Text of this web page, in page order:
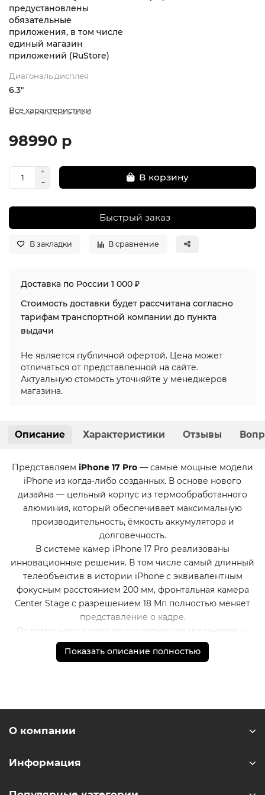
предустановлены
обязательные
приложения, в том числе
единый магазин
приложений (RuStore)
Диагональ дисплея
6.3"
Все характеристики
98990 р
В корзину
Быстрый заказ
В закладки В сравнение
Доставка по России 1 000 ₽
Стоимость доставки будет рассчитана согласно
тарифам транспортной компании до пункта
выдачи
Не является публичной офертой. Цена может
отличаться от представленной на сайте.
Актуальную стомость уточняйте у менеджеров
магазина.
Описание Характеристики Отзывы
Представляем iPhone 17 Pro — самые мощные модели
iPhone из когда-либо созданных. В основе нового
дизайна — цельный корпус из термообработанного
алюминия, который обеспечивает максимальную
производительность, ёмкость аккумулятора и
долговечность.
В системе камер iPhone 17 Pro реализованы
инновационные решения. В том числе самый длинный
телеобъектив в истории iPhone с эквивалентным
фокусным расстоянием 200 мм, фронтальная камера
Center Stage с разрешением 18 Мп полностью меняет
представление о кадре.
От домашнего видео до голливудских постановок —
iPhone 17 Pro справится с любой задачей. Благодаря
большему количеству профессиональных функций для
отраслевыми рабочими процессами — iPhone 17 Pro
* - Актуальную стоимость и наличие товара, а также
Показать описание полностью
О компании
Информация